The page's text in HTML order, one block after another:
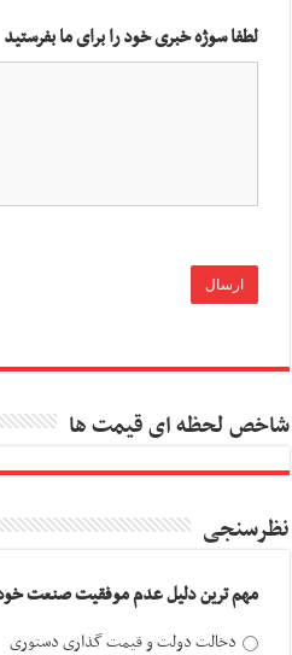
لطفا سوژه خبری خود را برای ما بفرستید
شاخص لحظه ای قیمت ها
نظرسنجی
مهم ترین دلیل عدم موفقیت صنعت
دخالت دولت و قیمت گذاری دستوری